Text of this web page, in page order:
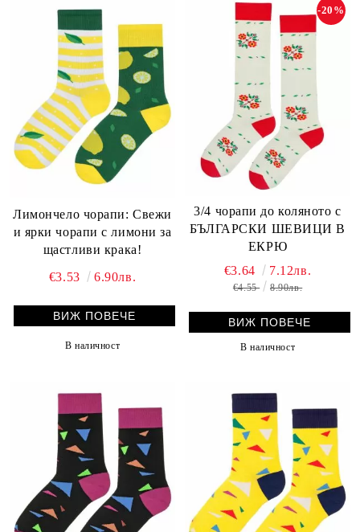
Лимончело чорапи: Свежи
и ярки чорапи с лимони за
щастливи крака!
€3.53
6.90лв.
ВИЖ ПОВЕЧЕ
В наличност
3/4 чорапи до коляното с
БЪЛГАРСКИ ШЕВИЦИ В
ЕКРЮ
-20%
€3.64 7.12лв.
€4.55 8.90лв.
ВИЖ ПОВЕЧЕ
В наличност